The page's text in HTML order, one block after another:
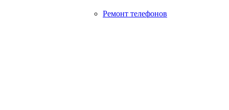
Ремонт телефонов